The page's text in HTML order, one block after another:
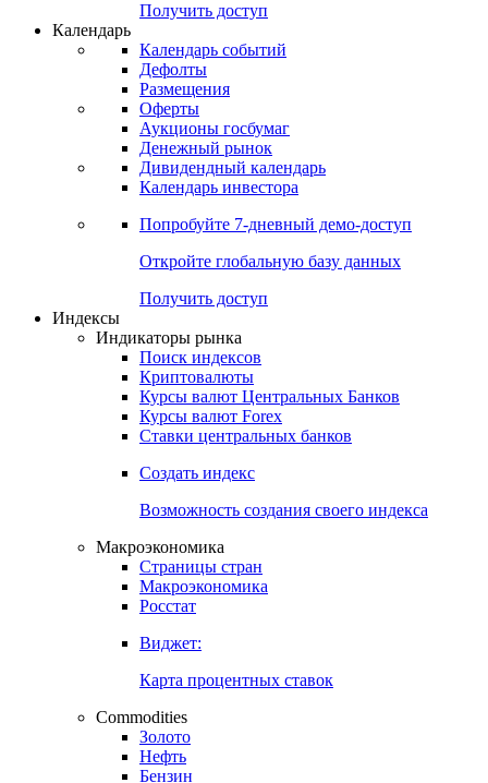
Попробуйте7-дневный
Откройте глобальную базу данных
Получить доступ
Календарь
Календарь событий
Дефолты
Размещения
Оферты
Денежный рынок
Календарь инвестора
Попробуйте7-дневный
Откройте глобальную базу данных
Получить доступ
Индикаторы рынка
Поиск индексов
Курсы валют Центральных Банков
Ставки центральных банков
Создать индекс
Возможность создания своего индекса
Страницы стран
Росстат
Виджет:
Карта процентных ставок